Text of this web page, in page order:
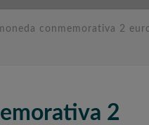
conmemorativa 2
2